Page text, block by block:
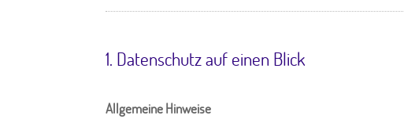
1. Datenschutz auf einen Blick
Allgemeine Hinweise